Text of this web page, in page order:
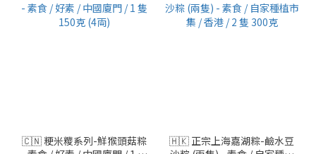
🇨🇳 粳米糭系列-鮮猴頭菇粽
🇭🇰 正宗上海嘉湖粽-鹼水豆